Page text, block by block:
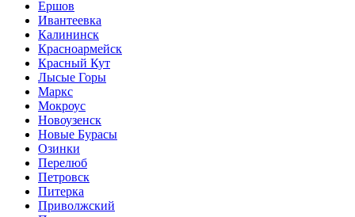
Ершов
Ивантеевка
Калининск
Красноармейск
Красный Кут
Лысые Горы
Маркс
Мокроус
Новоузенск
Новые Бурасы
Озинки
Перелюб
Петровск
Питерка
Приволжский